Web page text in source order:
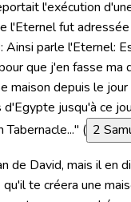
l'exécution
l'Eternel fut adressée
Ainsi parle l'Eternel:
que j'en fasse ma
maison depuis le
jusqu'à ce
( 2
de David, mais il en
te créera une